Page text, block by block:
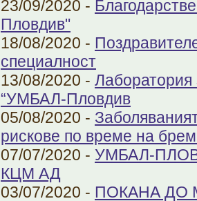
23/09/2020 -
Пловдив"
18/08/2020 -
специалност
13/08/2020 - Лаборатория
“УМБАЛ-Пловдив
05/08/2020 -
рискове по време на
07/07/2020 - УМБАЛ-
КЦМ АД
03/07/2020 - ПОКАНА ДО